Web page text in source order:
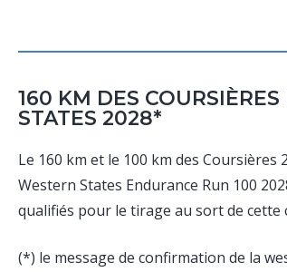
160 KM DES
STATES 2028*
Le 160 km et le 100 km des
Western States Endurance Run 100
qualifiés pour le tirage au sort de cette
(*) le message de confirmation de la